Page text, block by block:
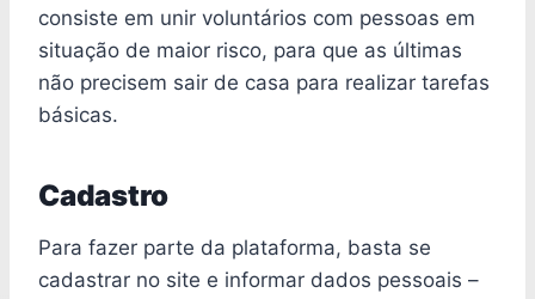
consiste em unir voluntários com pessoas em
situação de maior risco, para que as últimas
não precisem sair de casa para realizar tarefas
básicas.
Cadastro
Para fazer parte da plataforma, basta se
cadastrar no site e informar dados pessoais –